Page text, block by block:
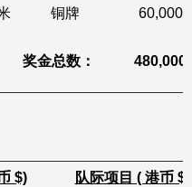
铜牌 60,000
奖金总数： 480,000
$) 队际项目 ( 港币 $)